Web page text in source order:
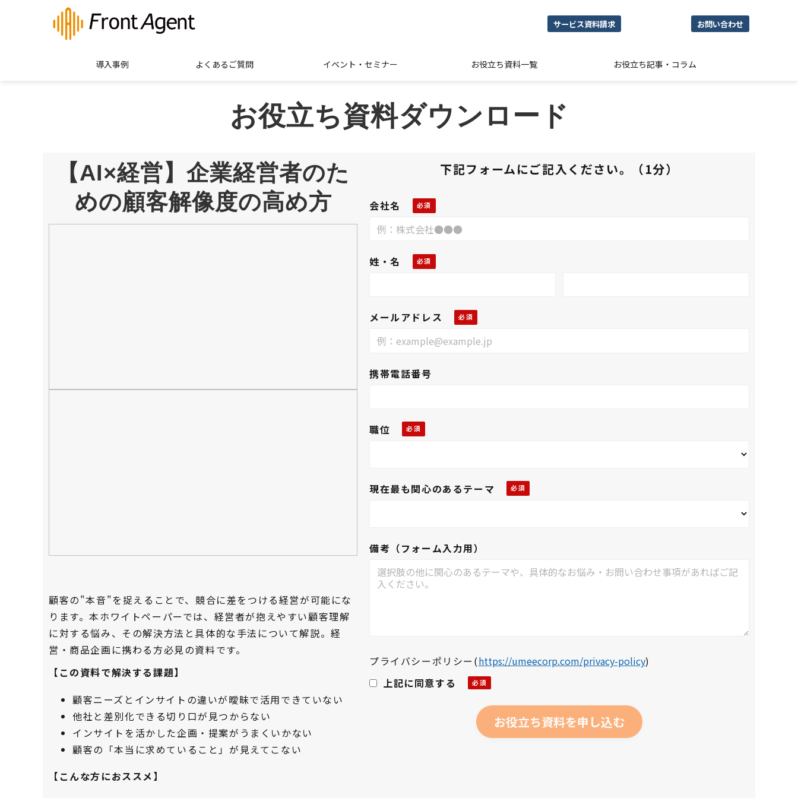
サービス資料請求 お問い合わせ
導入事例 よくあるご質問 イベント・セミナー お役立ち資料一覧 お役立ち記事・コラム
お役立ち資料ダウンロード
【AI×経営】企業経営者のた
めの顧客解像度の高め方
顧客の"本音"を捉えることで、競合に差をつける経営が可能にな
ります。本ホワイトペーパーでは、経営者が抱えやすい顧客理解
に対する悩み、その解決方法と具体的な手法について解説。経
営・商品企画に携わる方必見の資料です。
【この資料で解決する課題】
顧客ニーズとインサイトの違いが曖昧で活用できていない
他社と差別化できる切り口が見つからない
インサイトを活かした企画・提案がうまくいかない
顧客の「本当に求めていること」が見えてこない
【こんな方におススメ】
下記フォームにご記入ください。（1分）
会社名
姓・名
メールアドレス
携帯電話番号
職位
現在最も関心のあるテーマ
備考（フォーム入力用）
プライバシーポリシー (https://umeecorp.com/privacy-policy)
上記に同意する